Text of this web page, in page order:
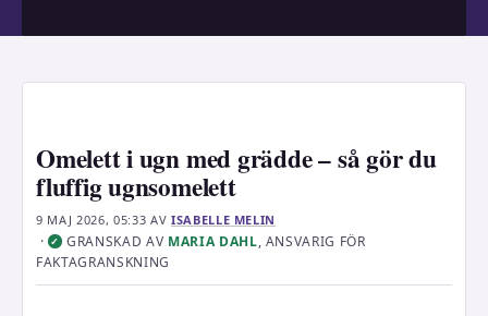
Omelett i ugn med grädde – så gör du
fluffig ugnsomelett
9 MAJ 2026, 05:33 AV ISABELLE MELIN
· ✓ GRANSKAD AV MARIA DAHL, ANSVARIG FÖR
FAKTAGRANSKNING